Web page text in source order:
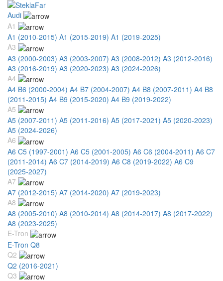
Audi
A1
A1 (2010-2015) A1 (2015-2019) A1 (2019-2025)
A3
A3 (2000-2003) A3 (2003-2007) A3 (2008-2012) A3 (2012-2016)
A3 (2016-2019) A3 (2020-2023) A3 (2024-2026)
A4
A4 B6 (2000-2004) A4 B7 (2004-2007) A4 B8 (2007-2011) A4 B8
(2011-2015) A4 B9 (2015-2020) A4 B9 (2019-2022)
A5
A5 (2007-2011) A5 (2011-2016) A5 (2017-2021) A5 (2020-2023)
A5 (2024-2026)
A6
A6 C5 (1997-2001) A6 C5 (2001-2005) A6 C6 (2004-2011) A6 C7
(2011-2014) A6 C7 (2014-2019) A6 C8 (2019-2022) A6 C9
(2025-2027)
A7
A7 (2012-2015) A7 (2014-2020) A7 (2019-2023)
A8
A8 (2005-2010) A8 (2010-2014) A8 (2014-2017) A8 (2017-2022)
A8 (2023-2025)
E-Tron
E-Tron Q8
Q2
Q2 (2016-2021)
Q3